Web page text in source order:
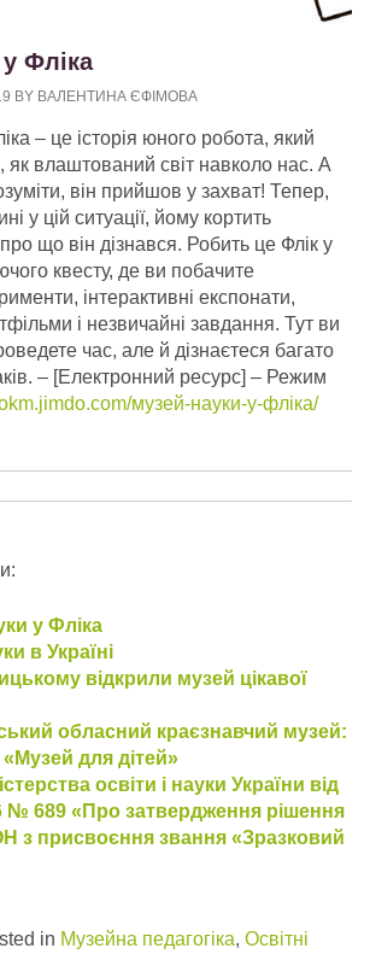
Фліка
BY ВАЛЕНТИНА ЄФІМОВА
– це історія юного робота, який
як влаштований світ навколо нас. А
він прийшов у захват! Тепер,
у цій ситуації, йому кортить
що він дізнався. Робить це Флік у
квесту, де ви побачите
інтерактивні експонати,
і незвичайні завдання. Тут ви
час, але й дізнаєтеся багато
– [Електронний ресурс] – Режим
музей-науки-у-фліка/
у Фліка
в Україні
відкрили музей цікавої
обласний краєзнавчий музей:
для дітей»
освіти і науки України від
№ 689 «Про затвердження рішення
з присвоєння звання «Зразковий
in Музейна педагогіка, Освітні